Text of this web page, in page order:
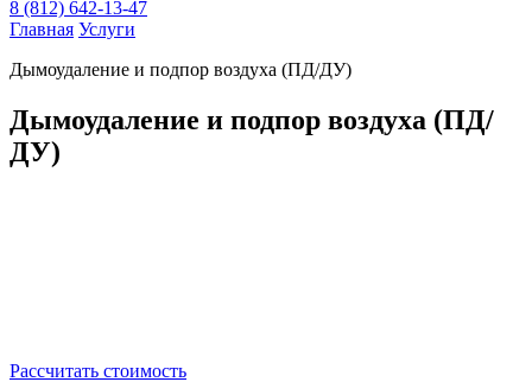
8 (812) 642-13-47
Главная Услуги
Дымоудаление и подпор воздуха (ПД/ДУ)
Дымоудаление и подпор воздуха (ПД/
ДУ)
Рассчитать стоимость